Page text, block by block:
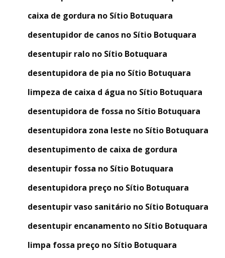
caixa de gordura no Sítio Botuquara
desentupidor de canos no Sítio Botuquara
desentupir ralo no Sítio Botuquara
desentupidora de pia no Sítio Botuquara
limpeza de caixa d água no Sítio Botuquara
desentupidora de fossa no Sítio Botuquara
desentupidora zona leste no Sítio Botuquara
desentupimento de caixa de gordura
desentupir fossa no Sítio Botuquara
desentupidora preço no Sítio Botuquara
desentupir vaso sanitário no Sítio Botuquara
desentupir encanamento no Sítio Botuquara
limpa fossa preço no Sítio Botuquara